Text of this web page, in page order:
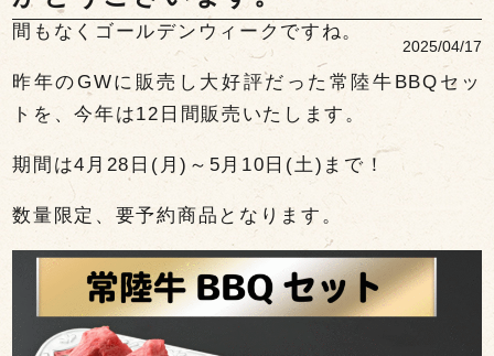
2025/04/17
間もなくゴールデンウィークですね。
昨年のGWに販売し大好評だった常陸牛BBQセッ
トを、今年は12日間販売いたします。
期間は4月28日(月)～5月10日(土)まで！
数量限定、要予約商品となります。